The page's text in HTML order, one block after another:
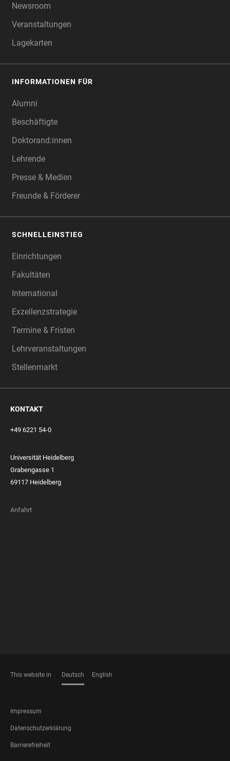
Newsroom
Veranstaltungen
Lagekarten
INFORMATIONEN FÜR
Alumni
Beschäftigte
Doktorand:innen
Lehrende
Presse & Medien
Freunde & Förderer
SCHNELLEINSTIEG
Einrichtungen
Fakultäten
International
Exzellenzstrategie
Termine & Fristen
Lehrveranstaltungen
Stellenmarkt
KONTAKT
+49 6221 54-0
Universität Heidelberg
Grabengasse 1
69117 Heidelberg
Anfahrt
This website in Deutsch English
FOOTER
LEGAL
Impressum
Datenschutzerklärung
Barrierefreiheit